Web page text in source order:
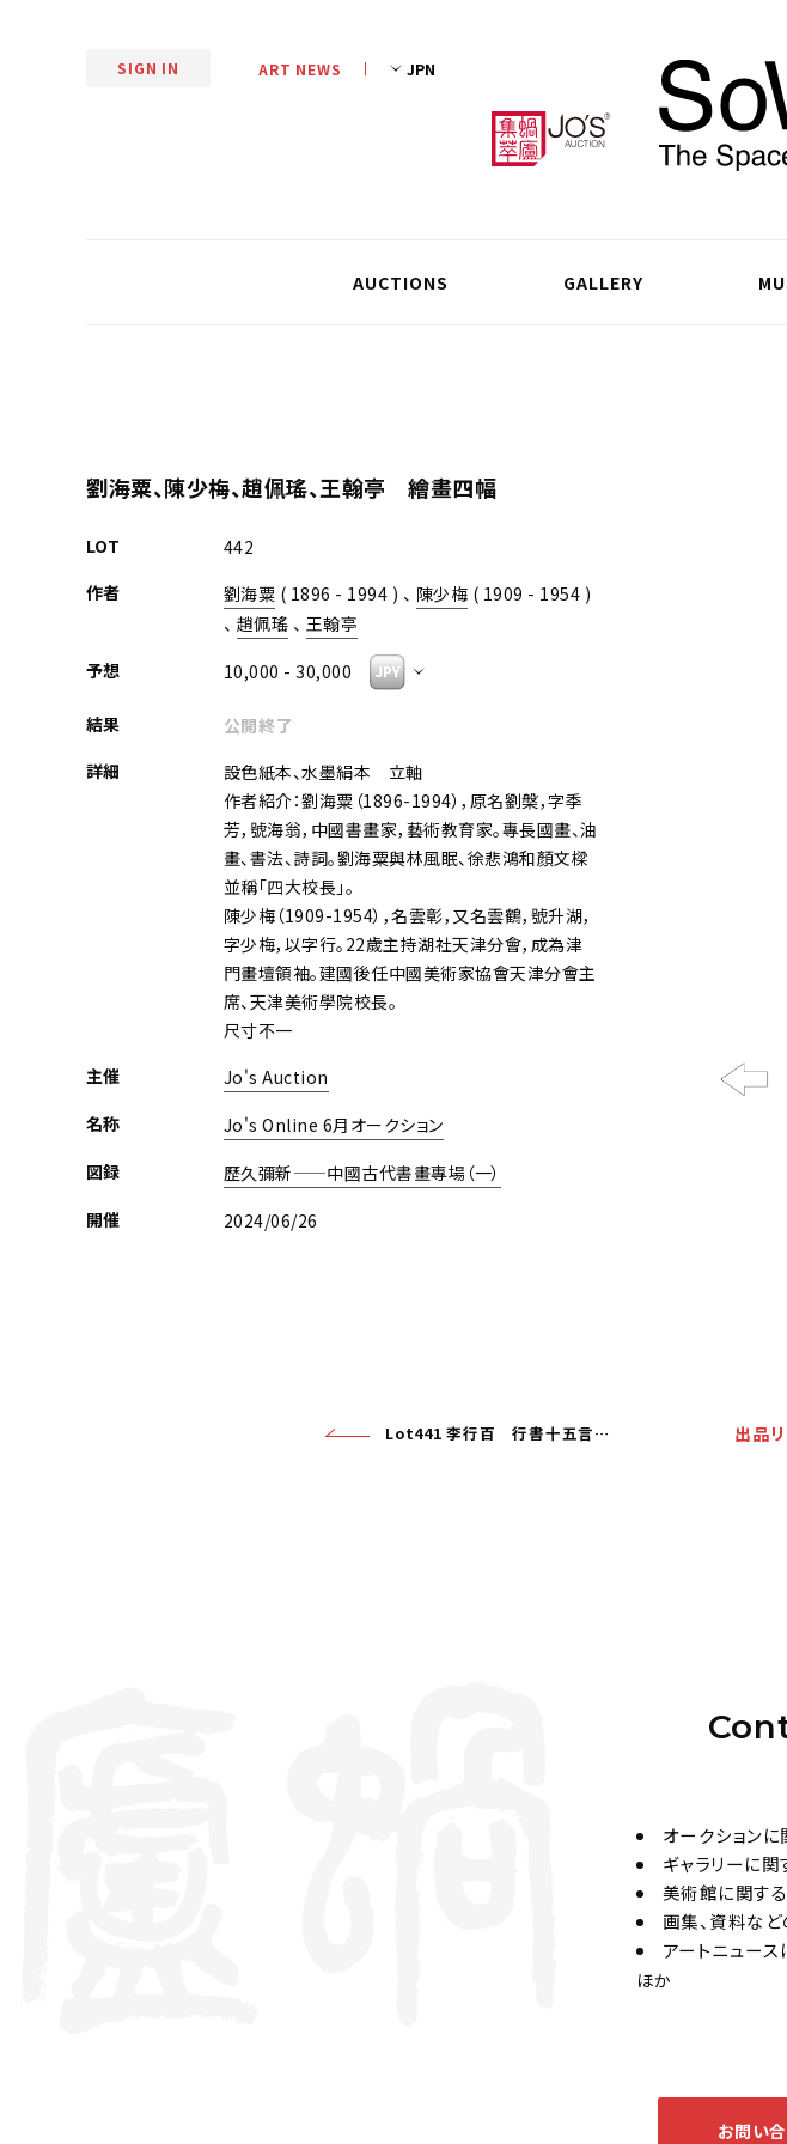
SIGN IN ART NEWS
AUCTIONS GALLERY
劉海粟、陳少梅、趙佩瑤、王翰亭 繪畫四幅
LOT
442
作者
劉海粟 ( 1896 - 1994 ) 、 陳少梅 ( 1909 - 1954 )
、 趙佩瑤 、 王翰亭
予想
10,000 - 30,000
結果
公開終了
詳細
設色紙本、水墨絹本 立軸
作者紹介：劉海粟（1896-1994），原名劉槃，字季
芳，號海翁，中國書畫家，藝術教育家。專長國畫、油
畫、書法、詩詞。劉海粟與林風眠、徐悲鴻和顏文樑
並稱「四大校長」。
陳少梅（1909-1954），名雲彰，又名雲鶴，號升湖，
字少梅，以字行。22歲主持湖社天津分會，成為津
門畫壇領袖。建國後任中國美術家協會天津分會主
席、天津美術學院校長。
尺寸不一
主催
Jo's Auction
名称
Jo's Online 6月オークション
図録
歷久彌新——中國古代書畫專場（一）
開催
2024/06/26
Lot441 李行百 行書十五言聯 出品
オークション
ギャラリーに
美術館に関す
画集、資料な
アートニュー
ほか
お問い